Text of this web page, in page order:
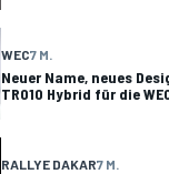
WEC7 M.
Neuer Name, neues
TR010 Hybrid für die
RALLYE DAKAR7 M.